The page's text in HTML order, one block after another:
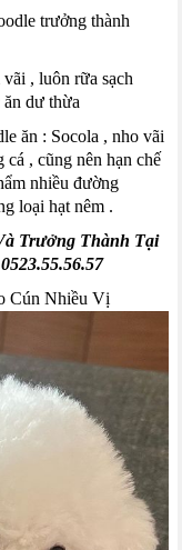
trưởng thành
vãi ,luôn rữa sạch
dư thừa
ăn : Socola ,nho vãi
cá ,cũng nênhạn chế
nhiều đường
loại hạt nêm .
Trưởng Thành Tại
0523.55.56.57
Cún Nhiều Vị